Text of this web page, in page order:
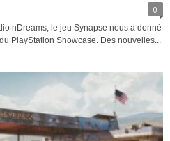
0
nDreams, le jeu Synapse nous a donné
PlayStation Showcase. Des nouvelles...